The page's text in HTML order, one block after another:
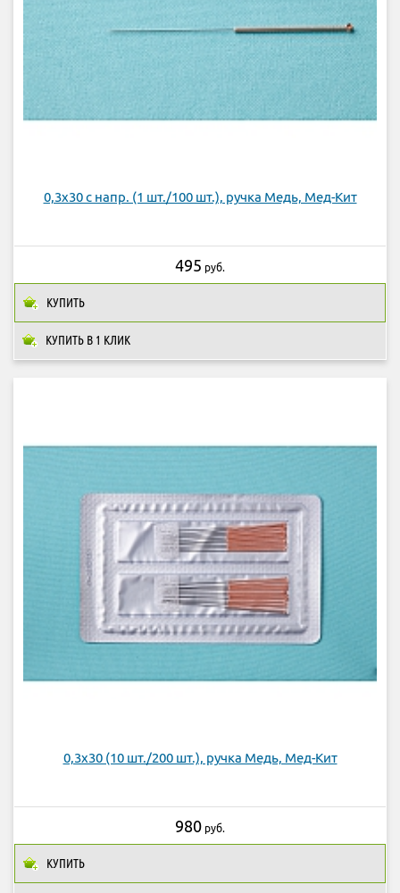
0,3х30 с напр. (1 шт./100 шт.), ручка Медь, Мед-Кит
КУПИТЬ В 1 КЛИК
495 руб.
КУПИТЬ
0,3х30 (10 шт./200 шт.), ручка Медь, Мед-Кит
980 руб.
КУПИТЬ